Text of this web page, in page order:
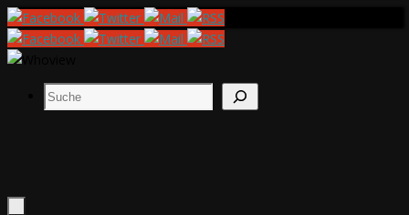
Zum
Inhalt
springen
Suchen